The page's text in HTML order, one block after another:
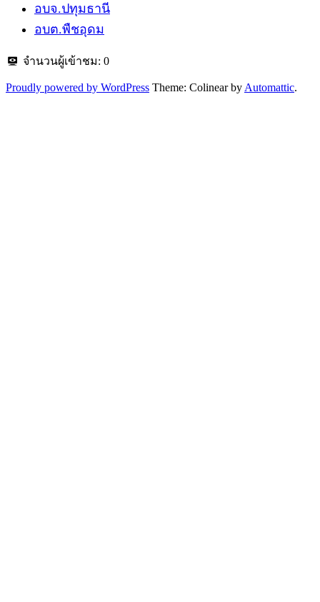
อบจ.ปทุมธานี
อบต.พืชอุดม
จำนวนผู้เข้าชม: 0
Proudly powered by WordPress Theme: Colinear by Automattic.